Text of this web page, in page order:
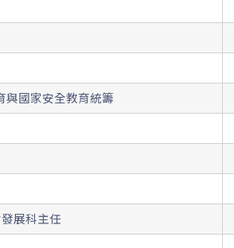
與國家安全教育統籌
展科主任